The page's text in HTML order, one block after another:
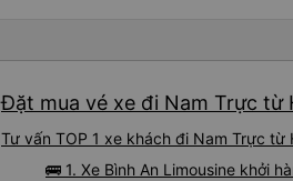
Đặt mua vé xe đi Nam Trực từ
Tư vấn TOP 1 xe khách đi Nam Trực
🚌 1. Xe Bình An Limousine khởi